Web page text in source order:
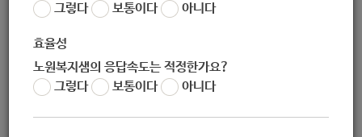
그렇다
보통이다 아니다
효율성
노원복지샘의 응답속도는 적정한가요?
그렇다
보통이다 아니다
[중계종합사회복지관] 중계종합사회복지관 교육문화 프로그램 휴
강 연장 안내
작성자 노원 복지샘
작성일 2020-05-20 14:26